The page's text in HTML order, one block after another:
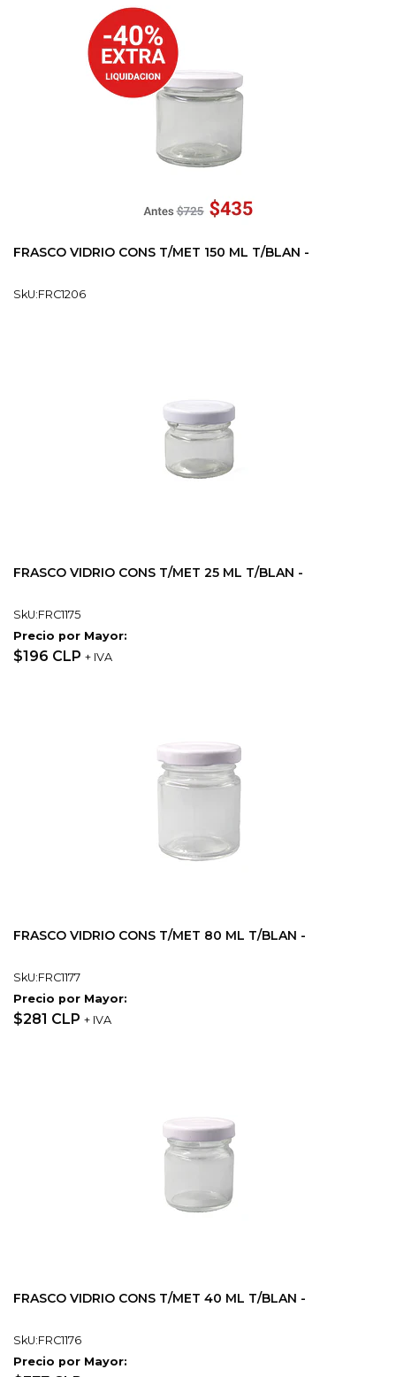
FRASCO VIDRIO CONS T/MET 150 ML T/BLAN -
SkU:FRC1206
FRASCO VIDRIO CONS T/MET 25 ML T/BLAN -
SkU:FRC1175
Precio por Mayor:
$196 CLP + IVA
FRASCO VIDRIO CONS T/MET 80 ML T/BLAN -
SkU:FRC1177
Precio por Mayor:
$281 CLP + IVA
FRASCO VIDRIO CONS T/MET 40 ML T/BLAN -
SkU:FRC1176
Precio por Mayor: